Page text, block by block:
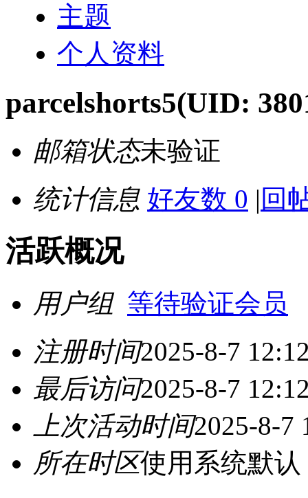
主题
个人资料
parcelshorts5(UID:
邮箱状态未验证
统计信息 好友数 0 | 回
活跃概况
用户组 等待验证会员
注册时间2025-8-7
最后访问2025-8-7
上次活动时间2025-8-7
所在时区使用系统默认